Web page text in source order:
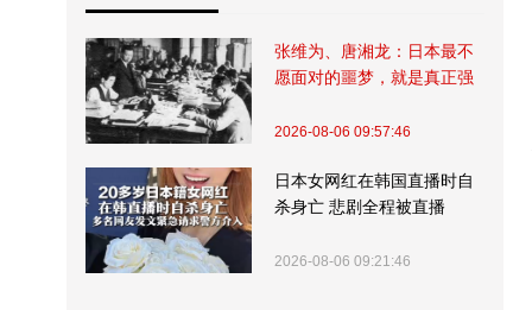
张维为、唐湘龙：日本最不
愿面对的噩梦，就是真正强
2026-08-06 09:57:46
日本女网红在韩国直播时自
杀身亡 悲剧全程被直播
2026-08-06 09:21:46